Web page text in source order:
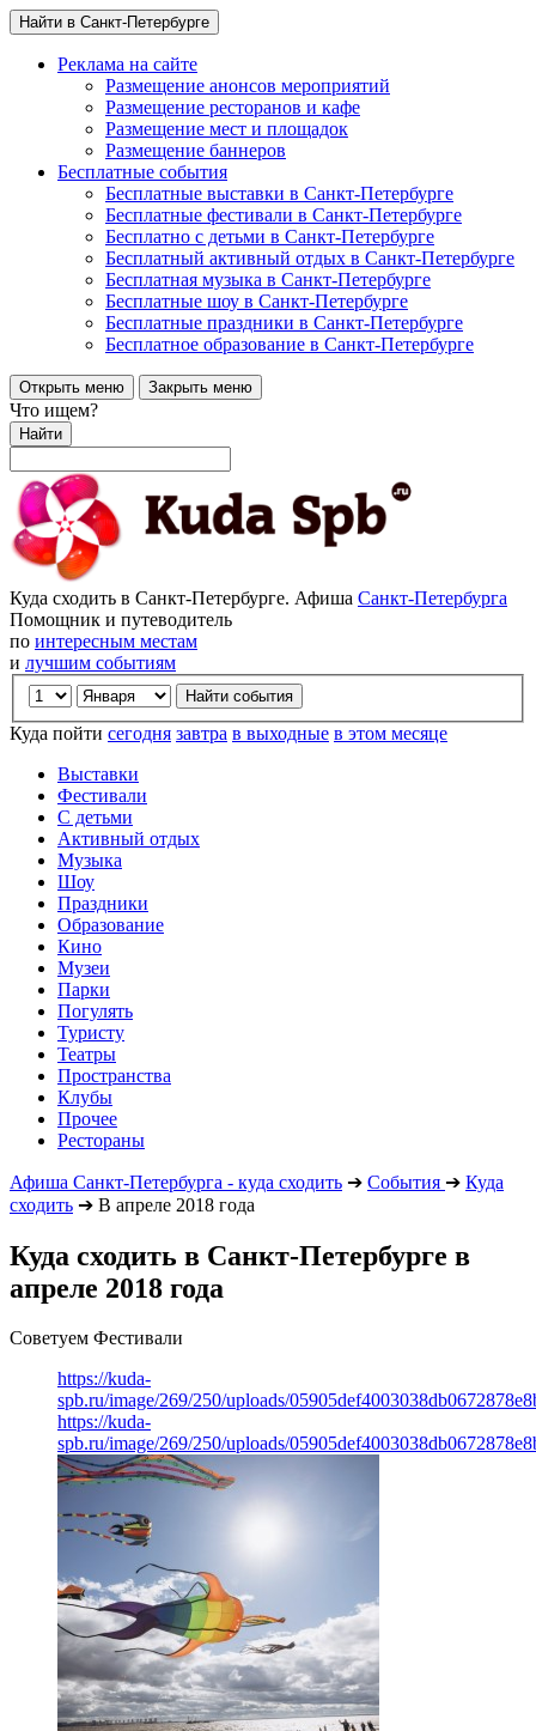
Найти в Санкт-Петербурге
Реклама на сайте
Размещение анонсов мероприятий
Размещение ресторанов и кафе
Размещение мест и площадок
Размещение баннеров
Бесплатные события
Бесплатные выставки в Санкт-Петербурге
Бесплатные фестивали в Санкт-Петербурге
Бесплатно с детьми в Санкт-Петербурге
Бесплатный активный отдых в Санкт-Петербурге
Бесплатная музыка в Санкт-Петербурге
Бесплатные шоу в Санкт-Петербурге
Бесплатные праздники в Санкт-Петербурге
Бесплатное образование в Санкт-Петербурге
Открыть меню Закрыть меню
Что ищем?
Найти
Куда сходить в Санкт-Петербурге. Афиша Санкт-Петербурга
Помощник и путеводитель
по интересным местам
и лучшим событиям
Куда пойти сегодня завтра в выходные в этом месяце
Выставки
Фестивали
С детьми
Активный отдых
Музыка
Шоу
Праздники
Образование
Кино
Музеи
Парки
Погулять
Туристу
Театры
Пространства
Клубы
Прочее
Рестораны
Афиша Санкт-Петербурга - куда сходить ➔ События ➔ Куда
сходить ➔ В апреле 2018 года
Куда сходить в Санкт-Петербурге в
апреле 2018 года
Советуем Фестивали
https://kuda-
spb.ru/image/269/250/uploads/
https://kuda-
spb.ru/image/269/250/uploads/